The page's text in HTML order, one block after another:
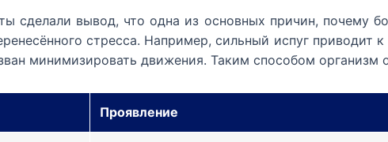
сделали вывод, что одна из основных причин, почему
стресса. Например, сильный испуг
минимизировать движения. Таким способом организм
Проявление